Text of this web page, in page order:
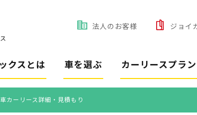
法人のお客様 ジョイ
クスとは 車を選ぶ カーリースプラン
カーリース詳細・見積もり